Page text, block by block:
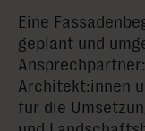
Eine
geplant und
Architekt:innen
für die